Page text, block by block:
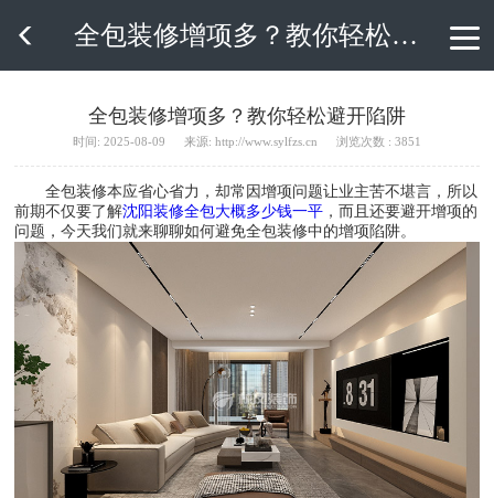
 全包装修增项多？教你轻松避开陷阱
全包装修增项多？教你轻松避开陷阱
时间: 2025-08-09 来源: http://www.sylfzs.cn 浏览次数 : 3851
全包装修本应省心省力，却常因增项问题让业主苦不堪言，所以
前期不仅要了解沈阳装修全包大概多少钱一平 ，而且还要避开增项的
问题，今天我们就来聊聊如何避免全包装修中的增项陷阱。